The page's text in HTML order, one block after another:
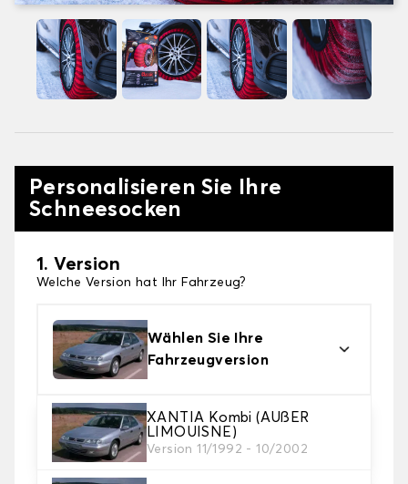
Personalisieren Sie Ihre
Schneesocken
1. Version
Welche Version hat Ihr Fahrzeug?
Wählen Sie Ihre
Fahrzeugversion
XANTIA Kombi (AUßER
LIMOUISNE)
Version 11/1992 - 10/2002
2. Finishing Schneesocke
Wählen Sie die passenden Schneesocken für Ihre
Bedürfnisse.